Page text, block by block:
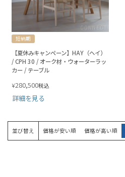
短納期
【夏休みキャンペーン】HAY（ヘイ）
/ CPH 30 / オーク材・ウォーターラッ
カー / テーブル
¥280,500税込
詳細を見る
並び替え 価格が安い順 価格が高い順